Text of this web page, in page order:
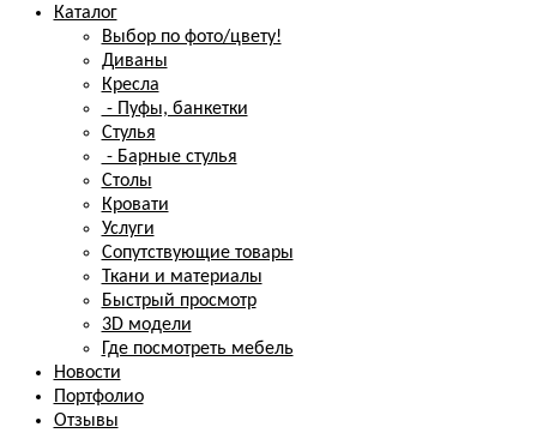
Каталог
Выбор по фото/цвету!
Диваны
Кресла
- Пуфы, банкетки
Стулья
- Барные стулья
Столы
Кровати
Услуги
Сопутствующие товары
Ткани и материалы
Быстрый просмотр
3D модели
Где посмотреть мебель
Новости
Портфолио
Отзывы